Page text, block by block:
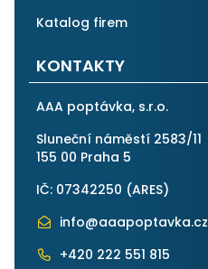
Katalog firem
KONTAKTY
AAA poptávka, s.r.o.
Sluneční náměstí 2583/11
155 00 Praha 5
IČ: 07342250 (ARES)
info@aaapoptavka.cz
+420 222 551 815